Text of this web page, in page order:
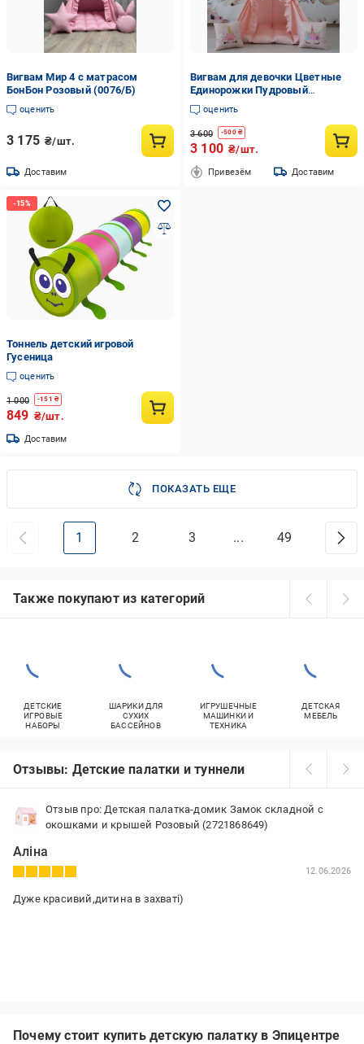
Вигвам Мир 4 с матрасом
БонБон Розовый (0076/Б)
оценить
3 175 ₴/шт.
Доставим
Вигвам для девочки Цветные
Единорожки Пудровый
(ВИ-072/1)
оценить
3 600 -500₴
3 100 ₴/шт.
Привезём Доставим
Тоннель детский игровой
Гусеница
оценить
1 000 -151 ₴
849 ₴/шт.
Доставим
ПОКАЗАТЬ ЕЩЕ
1 2 3 ... 49
Также покупают из категорий
ДЕТСКИЕ
ИГРОВЫЕ
НАБОРЫ
ШАРИКИ ДЛЯ
СУХИХ
БАССЕЙНОВ
ИГРУШЕЧНЫЕ
МАШИНКИ И
ТЕХНИКА
ДЕТСКАЯ
МЕБЕЛЬ
Отзывы: Детские палатки и туннели
Отзыв про: Детская палатка-домик Замок складной с
окошками и крышей Розовый (2721868649)
Аліна
12.06.2026
Дуже красивий,дитина в захваті)
Почему стоит купить детскую палатку в Эпицентре